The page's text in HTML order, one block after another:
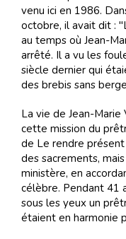
venu ici en 1986.
octobre, il avait dit :
au temps où Jean-
arrêté. Il a vu les
siècle dernier qui
des brebis sans
La vie de Jean-
cette mission du
de Le rendre
des sacrements,
ministère, en
célèbre. Pendant 41
sous les yeux un
étaient en harmonie